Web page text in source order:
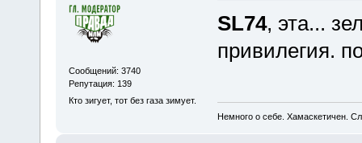
Сообщений: 3740
Репутация: 139
Кто зигует, тот без газа зимует.
SL74, эта...
привилегия.
Немного о себе. Хамаскетичен.